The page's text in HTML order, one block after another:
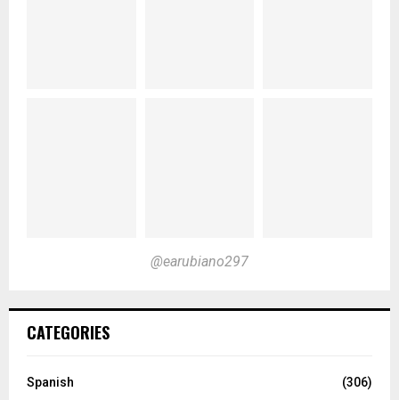
@earubiano297
CATEGORIES
Spanish
(306)